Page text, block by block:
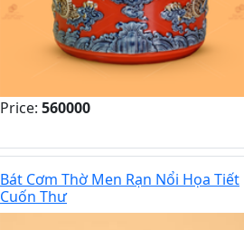
Price: 560000
Bát Cơm Thờ Men Rạn Nổi Họa Tiết
Cuốn Thư